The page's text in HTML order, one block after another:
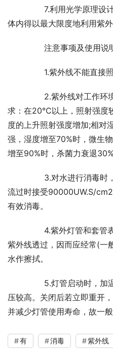
体内得以最大限度地利用紫
　　注意事项及使用说
　　1.紫外线不能直接
求：在20℃以上，照射强度
度的上升照射强度增加;相对
强，湿度增至70%时，微生
增至90%时，杀菌力衰退30%
流过时接受90000UW.S/
有效消毒。
紫外线透过，因而应经常(一
水作擦拭。
压较高。关闭后若立即重开
并减少灯管使用寿命，故一般
有 消毒 紫外线